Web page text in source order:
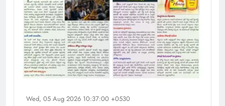
Wed, 05 Aug 2026 10:37:00 +0530